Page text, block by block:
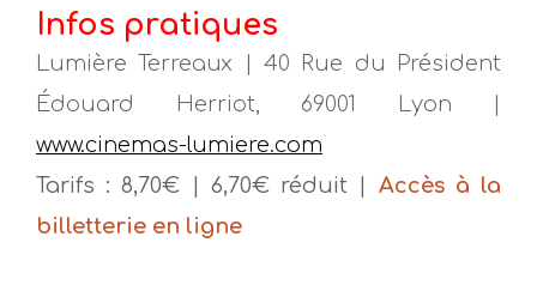
Infos pratiques
Lumière Terreaux | 40 Rue du Président
Édouard Herriot, 69001 Lyon |
www.cinemas-lumiere.com
Tarifs : 8,70€ | 6,70€ réduit |
Accès à la
billetterie en ligne